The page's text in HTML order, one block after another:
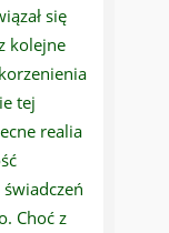
się
kolejne
tej
realia
Choć z